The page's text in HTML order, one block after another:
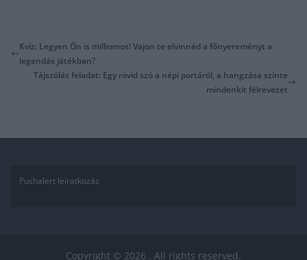
Kvíz: Legyen Ön is milliomos! Vajon te elvinnéd a főnyereményt a
legendás játékban?
Tájszólás feladat: Egy rövid szó a népi portáról, a hangzása szinte
mindenkit félrevezet
Pushalert leíratkozás
Copyright © 2026 . All rights reserved.